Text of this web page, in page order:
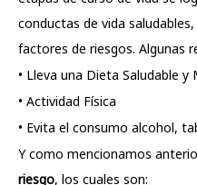
conductas de vida
factores de riesgos. Algunas
• Lleva una Dieta Saludable
• Actividad Física
• Evita el consumo alcohol,
Y como mencionamos
riesgo, los cuales son: